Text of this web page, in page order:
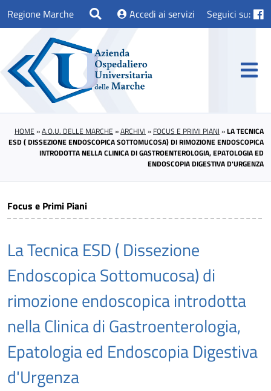
Regione Marche Accedi ai servizi Seguici su:
HOME »A.O.U. DELLE MARCHE »ARCHIVI » FOCUS E PRIMI PIANI »LA TECNICA
ESD ( DISSEZIONE ENDOSCOPICA SOTTOMUCOSA) DI RIMOZIONE ENDOSCOPICA
INTRODOTTA NELLA CLINICA DI GASTROENTEROLOGIA, EPATOLOGIA ED
ENDOSCOPIA DIGESTIVA D'URGENZA
Focus e Primi Piani
La Tecnica ESD ( Dissezione
Endoscopica Sottomucosa) di
rimozione endoscopica introdotta
nella Clinica di Gastroenterologia,
Epatologia ed Endoscopia Digestiva
d'Urgenza